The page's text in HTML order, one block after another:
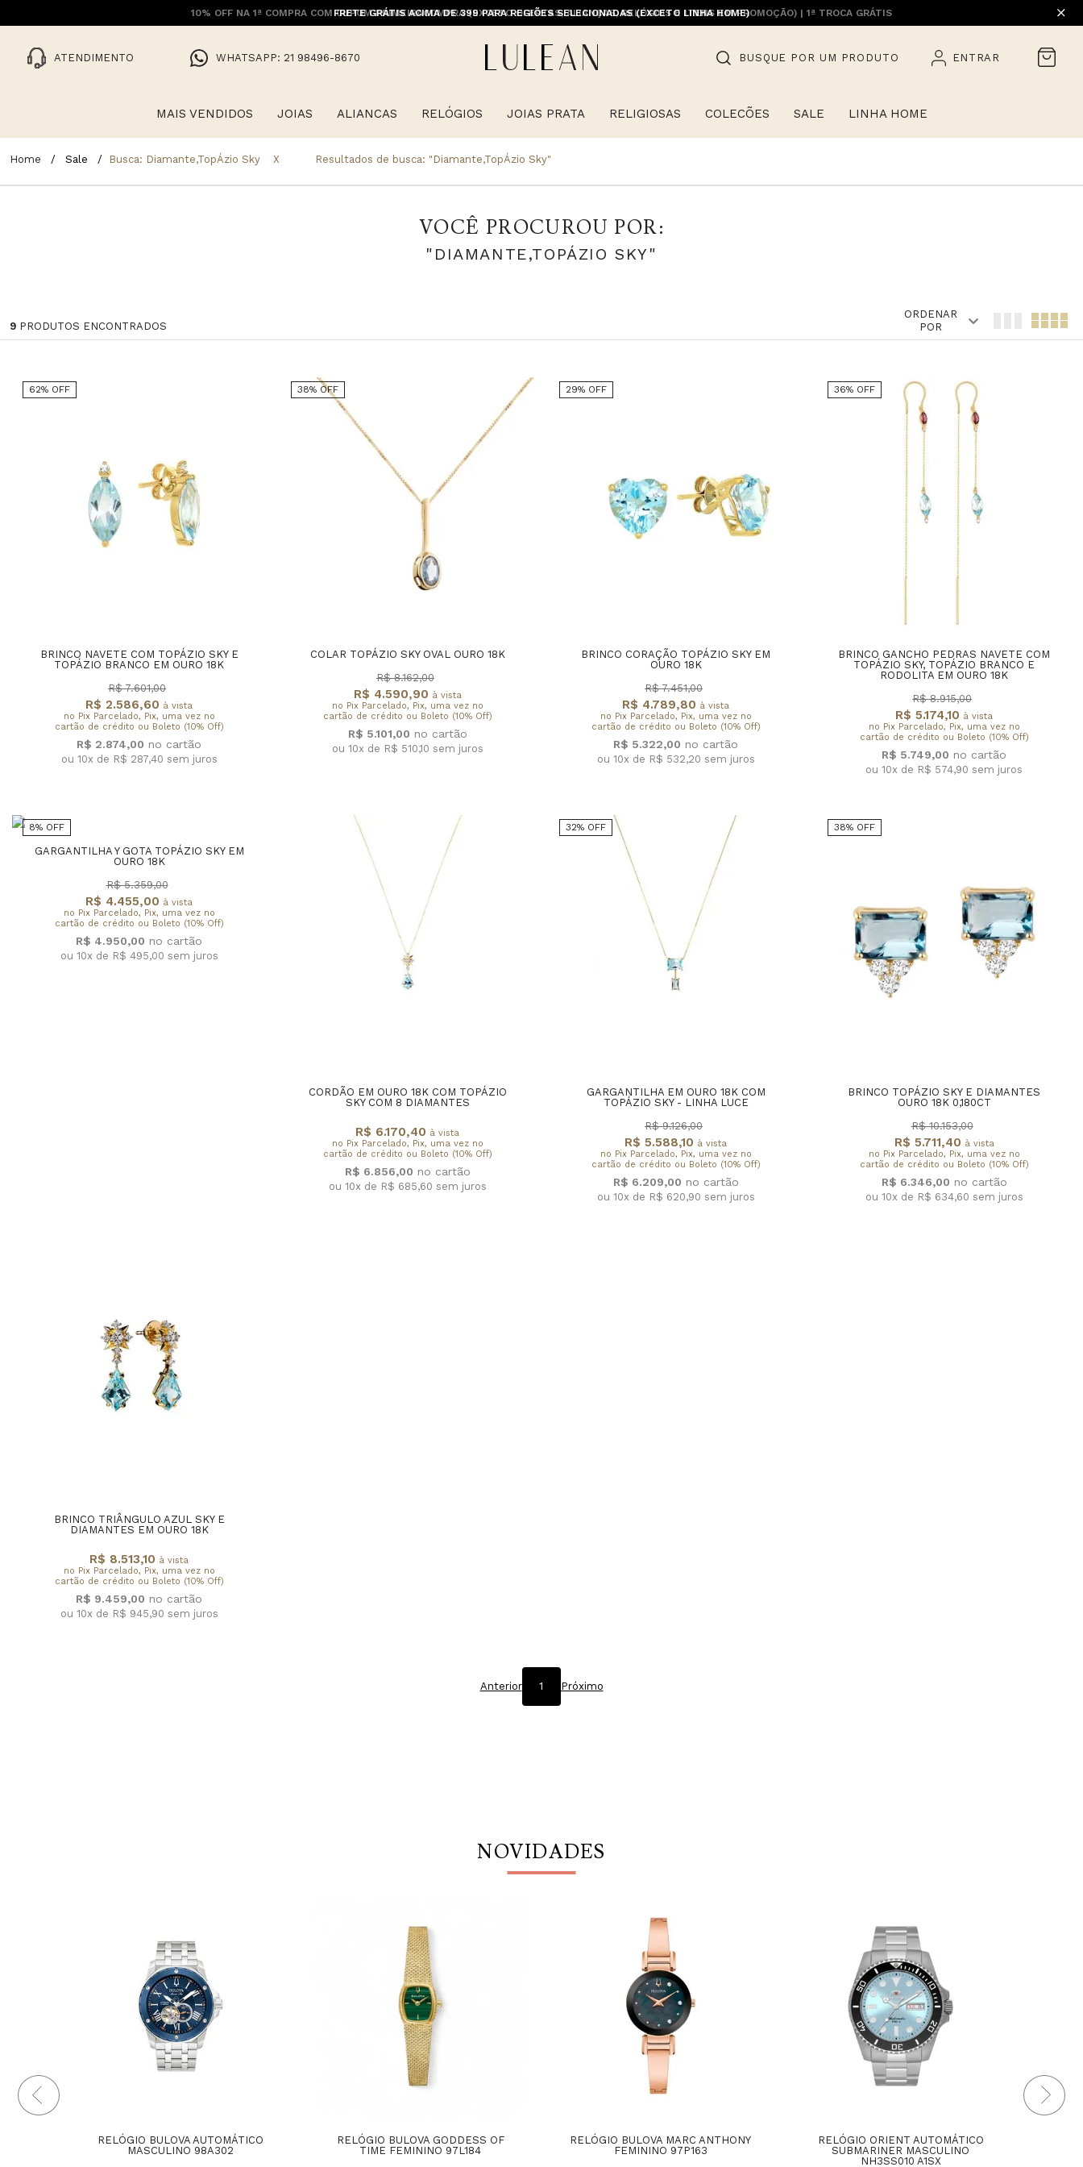
10% OFF NA 1ª COMPRA COM CUPOM PRIMEIRACOMPRA (EXCETO OFERTAS, ALIANÇAS, RELÓGIOS E ITENS EM PROMOÇÃO) | 1ª TROCA GRÁTIS
FRETE GRÁTIS ACIMA DE 399 PARA REGIÕES SELECIONADAS (EXCETO LINHA HOME)
ATENDIMENTO WHATSAPP: 21 98496-8670 BUSQUE POR UM PRODUTO ENTRAR
MAIS VENDIDOS JOIAS ALIANCAS RELÓGIOS JOIAS PRATA RELIGIOSAS COLECÕES SALE LINHA HOME
Sale Busca: Diamante,topÁzio Sky X Resultados de busca: "diamante,topÁzio Sky"
VOCÊ PROCUROU POR:
"DIAMANTE,TOPÁZIO SKY"
9 PRODUTOS ENCONTRADOS
ORDENAR
POR
62% OFF
BRINCO NAVETE COM TOPÁZIO SKY E
TOPÁZIO BRANCO EM OURO 18K
R$ 2.586,60 à vista
no Pix Parcelado, Pix, uma vez no
cartão de crédito ou Boleto (10% Off)
R$ 7.601,00
R$ 2.874,00
ou 10x de R$ 287,40 sem juros
38% OFF
COLAR TOPÁZIO SKY OVAL OURO 18K
R$ 4.590,90 à vista
no Pix Parcelado, Pix, uma vez no
cartão de crédito ou Boleto (10% Off)
R$ 8.162,00
R$ 5.101,00
ou 10x de R$ 510,10 sem juros
29% OFF
BRINCO CORAÇÃO TOPÁZIO SKY EM
OURO 18K
R$ 4.789,80 à vista
no Pix Parcelado, Pix, uma vez no
cartão de crédito ou Boleto (10% Off)
R$ 7.451,00
R$ 5.322,00
ou 10x de R$ 532,20 sem juros
36% OFF
BRINCO GANCHO PEDRAS NAVETE COM
TOPÁZIO SKY, TOPÁZIO BRANCO E
RODOLITA EM OURO 18K
R$ 5.174,10 à vista
no Pix Parcelado, Pix, uma vez no
cartão de crédito ou Boleto (10% Off)
R$ 8.915,00
R$ 5.749,00
ou 10x de R$ 574,90 sem juros
8% OFF
GARGANTILHA Y GOTA TOPÁZIO SKY EM
OURO 18K
R$ 4.455,00 à vista
no Pix Parcelado, Pix, uma vez no
cartão de crédito ou Boleto (10% Off)
R$ 5.359,00
R$ 4.950,00
ou 10x de R$ 495,00 sem juros
CORDÃO EM OURO 18K COM TOPÁZIO
SKY COM 8 DIAMANTES
R$ 6.170,40 à vista
no Pix Parcelado, Pix, uma vez no
cartão de crédito ou Boleto (10% Off)
R$ 6.856,00
ou 10x de R$ 685,60 sem juros
32% OFF
GARGANTILHA EM OURO 18K COM
TOPÁZIO SKY - LINHA LUCE
R$ 5.588,10 à vista
no Pix Parcelado, Pix, uma vez no
cartão de crédito ou Boleto (10% Off)
R$ 9.126,00
R$ 6.209,00
ou 10x de R$ 620,90 sem juros
38% OFF
BRINCO TOPÁZIO SKY E DIAMANTES
OURO 18K 0,180CT
R$ 5.711,40 à vista
no Pix Parcelado, Pix, uma vez no
cartão de crédito ou Boleto (10% Off)
R$ 10.153,00
R$ 6.346,00
ou 10x de R$ 634,60 sem juros
BRINCO TRIÂNGULO AZUL SKY E
DIAMANTES EM OURO 18K
R$ 8.513,10 à vista
no Pix Parcelado, Pix, uma vez no
cartão de crédito ou Boleto (10% Off)
R$ 9.459,00
ou 10x de R$ 945,90 sem juros
Anterior 1 Próximo
NOVIDADES
RELÓGIO BULOVA AUTOMÁTICO
MASCULINO 98A302
RELÓGIO BULOVA GODDESS OF
TIME FEMININO 97L184
RELÓGIO BULOVA MARC ANTHONY
FEMININO 97P163
RELÓGIO ORIENT AUTOMÁTICO
SUBMARINER MASCULINO
NH3SS010 A1SX